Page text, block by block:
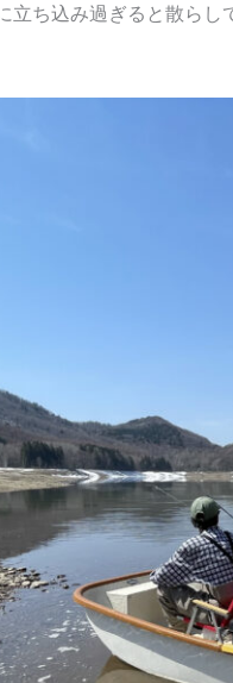
立ち込み過ぎると散ら